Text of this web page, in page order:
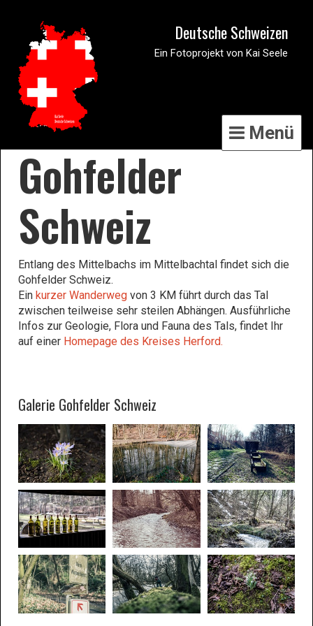
Deutsche Schweizen
Ein Fotoprojekt von Kai Seele
Menü
Gohfelder
Schweiz
Entlang des Mittelbachs im Mittelbachtal findet sich die
Gohfelder Schweiz.
Ein kurzer Wanderweg von 3 KM führt durch das Tal
zwischen teilweise sehr steilen Abhängen. Ausführliche
Infos zur Geologie, Flora und Fauna des Tals, findet Ihr
auf einer Homepage des Kreises Herford.
Galerie Gohfelder Schweiz